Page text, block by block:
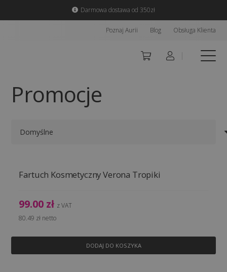
Darmowa dostawa od 350zł
Poznaj Aurii Blog Obsługa Klienta
Promocje
Fartuch Kosmetyczny Verona Tropiki
99.00 zł z VAT
80.49 zł netto
DODAJ DO KOSZYKA